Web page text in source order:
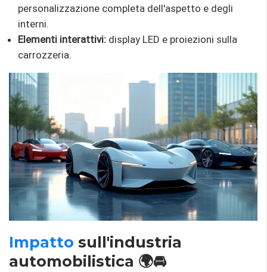
personalizzazione completa dell'aspetto e degli
interni.
Elementi interattivi: display LED e proiezioni sulla
carrozzeria.
Impatto sull'industria
automobilistica 🌍🚘